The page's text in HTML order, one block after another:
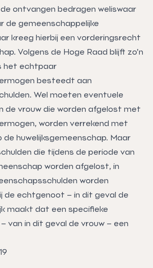
ontvangen bedragen weliswaar
de gemeenschappelijke
kreeg hierbij een vorderingsrecht
Volgens de Hoge Raad blijft zo’n
het echtpaar
besteedt aan
Wel moeten eventuele
de vrouw die worden afgelost met
worden verrekend met
de huwelijksgemeenschap. Maar
die tijdens de periode van
worden afgelost, in
worden
de echtgenoot – in dit geval de
maakt dat een specifieke
van in dit geval de vrouw – een